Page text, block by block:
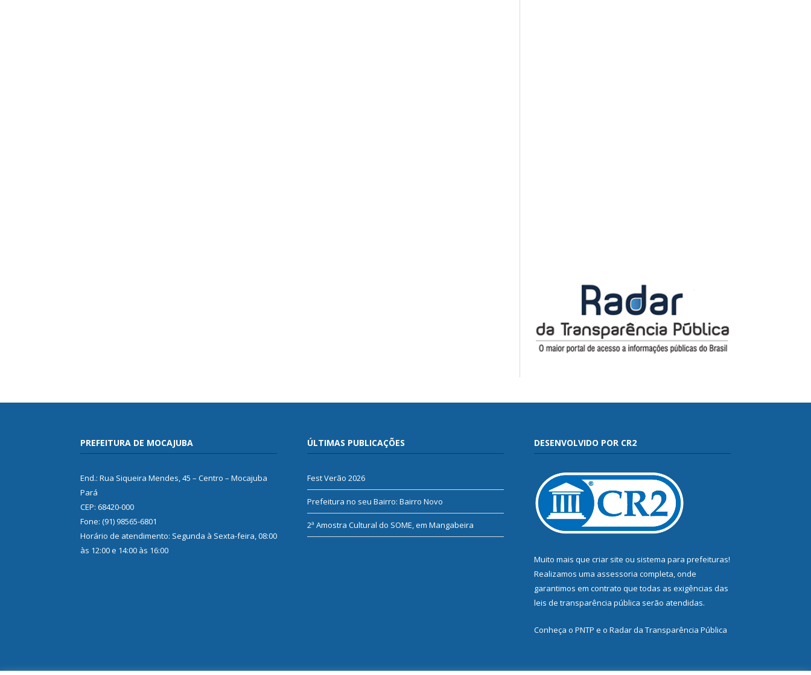
PREFEITURA DE MOCAJUBA
End.: Rua Siqueira Mendes, 45 – Centro – Mocajuba
Pará
CEP: 68420-000
Fone: (91) 98565-6801
Horário de atendimento: Segunda à Sexta-feira, 08:00
às 12:00 e 14:00 às 16:00
ÚLTIMAS PUBLICAÇÕES
Fest Verão 2026
Prefeitura no seu Bairro: Bairro Novo
2ª Amostra Cultural do SOME, em Mangabeira
DESENVOLVIDO POR CR2
Muito mais que criar site ou sistema para prefeituras!
Realizamos uma assessoria completa, onde
garantimos em contrato que todas as exigências das
leis de transparência pública serão atendidas.
Conheça o PNTP e o Radar da Transparência Pública